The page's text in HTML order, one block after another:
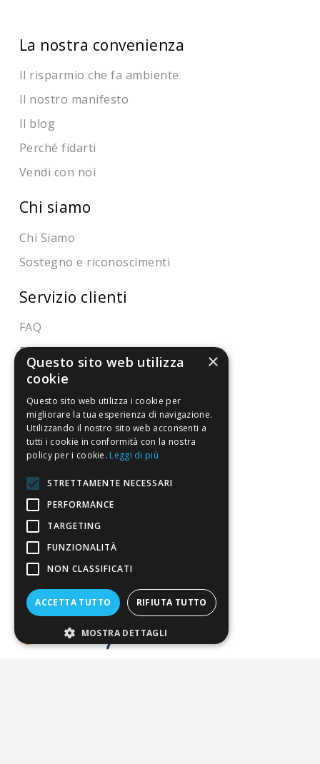
La nostra convenienza
Il risparmio che fa ambiente
Il nostro manifesto
Il blog
Perché fidarti
Vendi con noi
Chi siamo
Chi Siamo
Sostegno e riconoscimenti
Servizio clienti
FAQ
Riferimenti da controllare
Condizioni di vendita
Termini di vendita
Spedizione
Pagamenti
Resi
4,7/5
Eccellente
3.818
Recensioni
×
Questo sito web utilizza
cookie
Questo sito web utilizza i cookie per
migliorare la tua esperienza di navigazione.
Utilizzando il nostro sito web acconsenti a
tutti i cookie in conformità con la nostra
policy per i cookie. Leggi di più
STRETTAMENTE NECESSARI
PERFORMANCE
TARGETING
FUNZIONALITÀ
NON CLASSIFICATI
ACCETTA TUTTO RIFIUTA TUTTO
MOSTRA DETTAGLI